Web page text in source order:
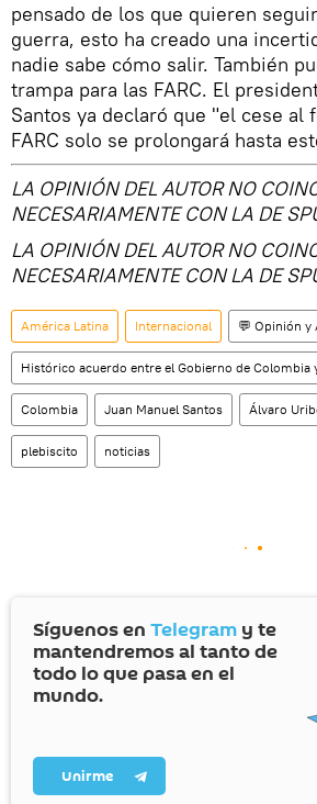
pensado de los que quieren
guerra, esto ha creado una
nadie sabe cómo salir. También
trampa para las FARC. El
Santos ya declaró que "el cese al
FARC solo se prolongará hasta
LA OPINIÓN DEL AUTOR NO
NECESARIAMENTE CON LA DE
LA OPINIÓN DEL AUTOR NO
NECESARIAMENTE CON LA DE
América Latina Internacional 💬 Opinión y
Histórico acuerdo entre el Gobierno de Colombia
Colombia Juan Manuel Santos Álvaro
plebiscito noticias
Síguenos en Telegram y te
mantendremos al tanto de
todo lo que pasa en el
mundo.
Unirme